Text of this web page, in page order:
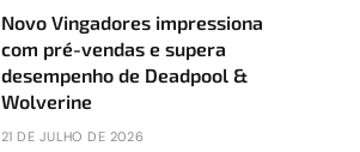
Novo Vingadores impressiona
com pré-vendas e supera
desempenho de Deadpool &
Wolverine
21 DE JULHO DE 2026